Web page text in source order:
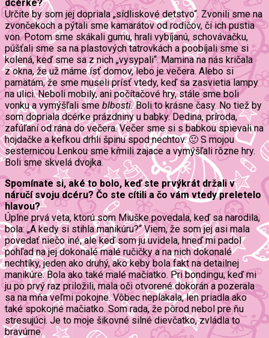
dcérke?
Určite by som jej dopriala „sídliskové detstvo“. Zvonili sme na
zvončekoch a pýtali sme kamarátov od rodičov, či ich pustia
von. Potom sme skákali gumu, hrali vybíjanú, schovávačku,
púšťali sme sa na plastových tatrovkách a poobíjali sme si
kolená, keď sme sa z nich „vysypali“. Mamina na nás kričala
z okna, že už máme ísť domov, lebo je večera. Alebo si
pamätám, že sme museli prísť vtedy, keď sa zasvietia lampy
na ulici. Neboli mobily, ani počítačové hry, stále sme boli
vonku a vymýšľali sme blbosti.Boli to krásne časy. No tiež by
som dopriala dcérke prázdniny u babky. Dedina, príroda,
zafúľaní od rána do večera. Večer sme si s babkou spievali na
hojdačke a kefkou drhli špinu spod nechtov. 🙂 S mojou
sesternicou Lenkou sme kŕmili zajace a vymýšľali rôzne hry.
Boli sme skvelá dvojka.
Spomínate si, aké to bolo, keď ste prvýkrát držali v
náručí svoju dcéru? Čo ste cítili a čo vám vtedy preletelo
hlavou?
Úplne prvá veta, ktorú som Miuške povedala, keď sa narodila,
bola: „A kedy si stihla manikúru?“ Viem, že som jej asi mala
povedať niečo iné, ale keď som ju uvidela, hneď mi padol
pohľad na jej dokonalé malé ručičky a na nich dokonalé
nechtíky, jeden ako druhý, ako keby bola fakt na detailnej
manikúre. Bola ako také malé mačiatko. Pri bondingu, keď mi
ju po prvý raz priložili, mala oči otvorené dokorán a pozerala
sa na mňa veľmi pokojne. Vôbec neplakala, len priadla ako
také spokojné mačiatko. Som rada, že pôrod nebol pre ňu
stresujúci. Je to moje šikovné silné dievčatko, zvládla to
bravúrne.